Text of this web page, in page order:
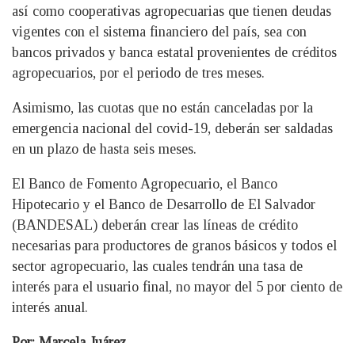
así como cooperativas agropecuarias que tienen deudas
vigentes con el sistema financiero del país, sea con
bancos privados y banca estatal provenientes de créditos
agropecuarios, por el periodo de tres meses.
Asimismo, las cuotas que no están canceladas por la
emergencia nacional del covid-19, deberán ser saldadas
en un plazo de hasta seis meses.
El Banco de Fomento Agropecuario, el Banco
Hipotecario y el Banco de Desarrollo de El Salvador
(BANDESAL) deberán crear las líneas de crédito
necesarias para productores de granos básicos y todos el
sector agropecuario, las cuales tendrán una tasa de
interés para el usuario final, no mayor del 5 por ciento de
interés anual.